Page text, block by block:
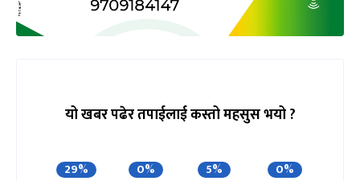
यो खबर पढेर तपाईलाई कस्तो महसुस भयो ?
29% 0% 5% 0%